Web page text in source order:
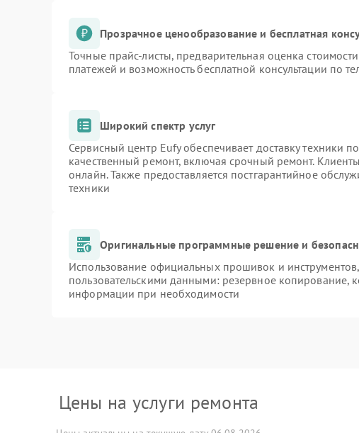
Прозрачное ценообразование и бесплатная
Точные прайс-листы, предварительная оценка
платежей и возможность бесплатной консультации по
Широкий спектр услуг
Сервисный центр Eufy обеспечивает доставку техники
качественный ремонт, включая срочный ремонт. Клиенты
онлайн. Также предоставляется постгарантийное
техники
Оригинальные программные решение и
Использование официальных прошивок и инструментов,
пользовательскими данными: резервное копирование,
информации при необходимости
Цены на услуги ремонта